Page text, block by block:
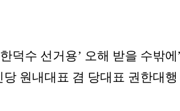
덕수 선거용’ 오해 받을 수밖에
원내대표 겸 당대표 권한대행